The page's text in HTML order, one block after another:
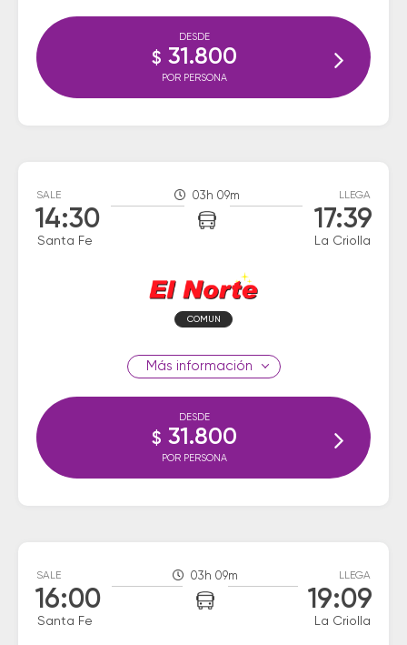
DESDE
$ 31.800
POR PERSONA
SALE
14:30
Santa Fe
03h 09m LLEGA
17:39
La Criolla
COMUN
información
DESDE
$ 31.800
POR PERSONA
SALE
16:00
Santa Fe
03h 09m LLEGA
19:09
La Criolla